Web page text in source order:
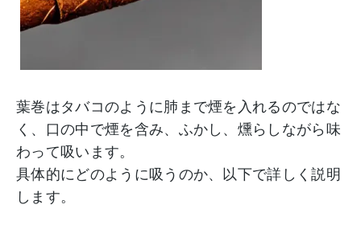
葉巻はタバコのように肺まで煙を入れるのではな
く、口の中で煙を含み、ふかし、燻らしながら味
わって吸います。
具体的にどのように吸うのか、以下で詳しく説明
します。